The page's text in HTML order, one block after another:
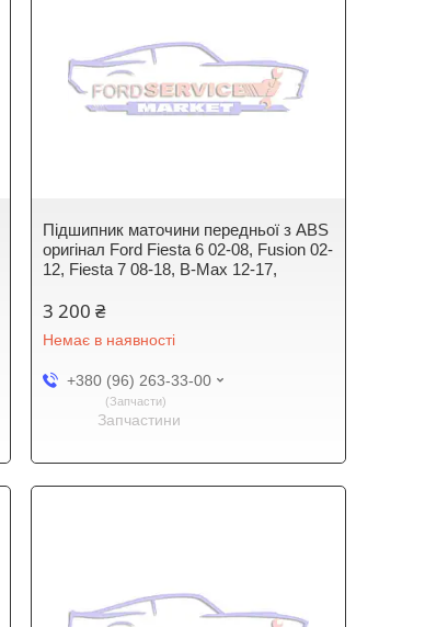
Підшипник маточини передньої з ABS
оригінал Ford Fiesta 6 02-08, Fusion 02-
12, Fiesta 7 08-18, B-Max 12-17,
3 200 ₴
Немає в наявності
+380 (96) 263-33-00
Запчасти
Запчастини